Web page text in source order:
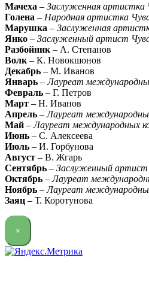
Мачеха – Заслуженная артистка
Голена – Народная артистка
Марушка – Заслуженная
Янко – Заслуженный артист
Разбойник – А. Степанов
Волк – К. Новокшонов
Декабрь – М. Иванов
Январь –Лауреат
Февраль – Г. Петров
Март – Н. Иванов
Апрель –Лауреат
Май –Лауреат международных
Июнь – С. Алексеева
Июль – И. Горбунова
Август – В. Жгарь
Сентябрь – Заслуженный артист
Октябрь –Лауреат
Ноябрь –Лауреат
Заяц – Т. Коротунова
×